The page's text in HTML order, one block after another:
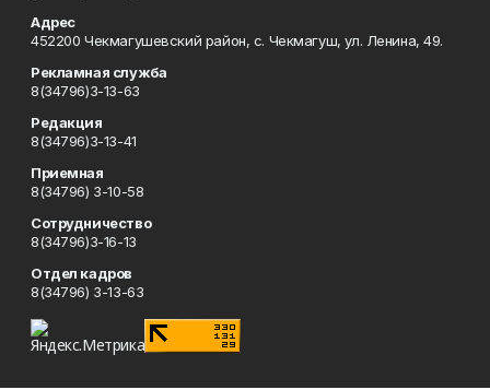
Адрес
452200 Чекмагушевский район, с. Чекмагуш, ул. Ленина, 49.
Рекламная служба
8(34796)3-13-63
Редакция
8(34796)3-13-41
Приемная
8(34796) 3-10-58
Сотрудничество
8(34796)3-16-13
Отдел кадров
8(34796) 3-13-63